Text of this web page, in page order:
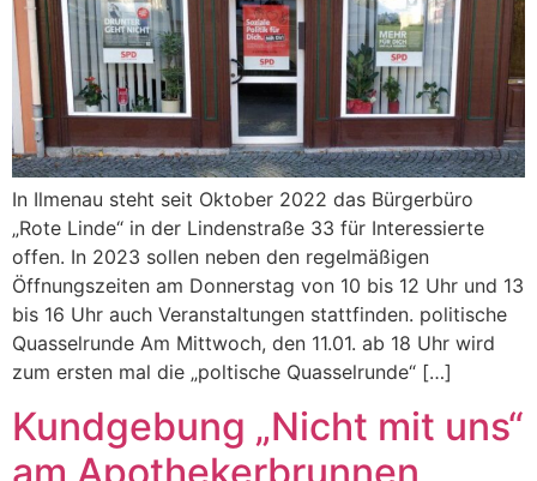
In Ilmenau steht seit Oktober 2022 das Bürgerbüro
„Rote Linde“ in der Lindenstraße 33 für Interessierte
offen. In 2023 sollen neben den regelmäßigen
Öffnungszeiten am Donnerstag von 10 bis 12 Uhr und 13
bis 16 Uhr auch Veranstaltungen stattfinden. politische
Quasselrunde Am Mittwoch, den 11.01. ab 18 Uhr wird
zum ersten mal die „poltische Quasselrunde“ […]
Kundgebung „Nicht mit uns“
am Apothekerbrunnen